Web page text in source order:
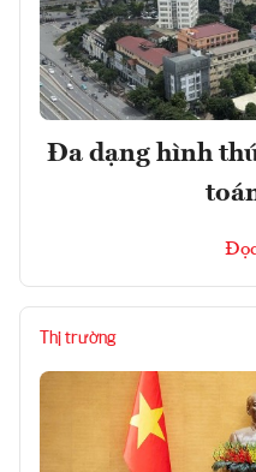
Đa dạng hình
Thị trường